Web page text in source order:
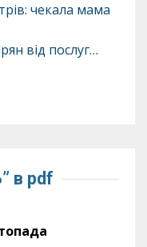
чекала мама
від послуг…
в pdf